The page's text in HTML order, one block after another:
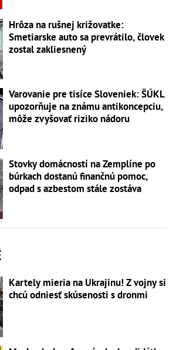
Hrôza na rušnej križovatke:
Smetiarske auto sa prevrátilo, človek
zostal zakliesnený
Varovanie pre tisíce Sloveniek: ŠÚKL
upozorňuje na známu antikoncepciu,
môže zvyšovať riziko nádoru
Stovky domácností na Zemplíne po
búrkach dostanú finančnú pomoc,
odpad s azbestom stále zostáva
Kartely mieria na Ukrajinu! Z vojny si
chcú odniesť skúsenosti s dronmi